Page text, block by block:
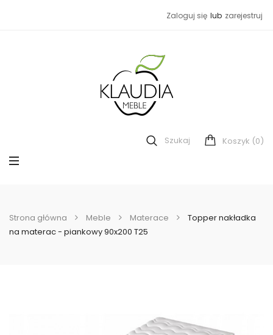
Zaloguj się lub zarejestruj
Szukaj Koszyk (0)
Strona główna Meble Materace
Topper nakładka
na materac - piankowy 90x200 T25